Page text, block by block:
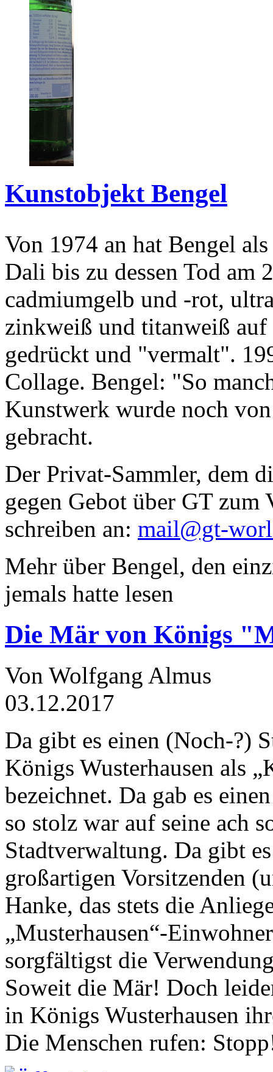
Kunstobjekt Bengel
Von 1974 an hat Bengel
Dali bis zu dessen Tod am
cadmiumgelb und -rot,
zinkweiß und titanweiß
gedrückt und "vermalt".
Collage. Bengel: "So
Kunstwerk wurde noch
gebracht.
Der Privat-Sammler, dem
gegen Gebot über GT zum
schreiben an: mail@gt-
Mehr über Bengel, den
jemals hatte lesen
Die Mär von Königs
Von Wolfgang Almus
03.12.2017
Da gibt es einen (Noch-?)
Königs Wusterhausen als
bezeichnet. Da gab es
so stolz war auf seine ach
Stadtverwaltung. Da gibt
großartigen Vorsitzenden
Hanke, das stets die
„Musterhausen“-
sorgfältigst die
Soweit die Mär! Doch
in Königs Wusterhausen
Die Menschen rufen: